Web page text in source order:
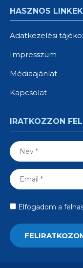
HASZNOS LINKEK
Adatkezelési
Impresszum
Médiaajánlat
Kapcsolat
IRATKOZZON
Elfogadom a